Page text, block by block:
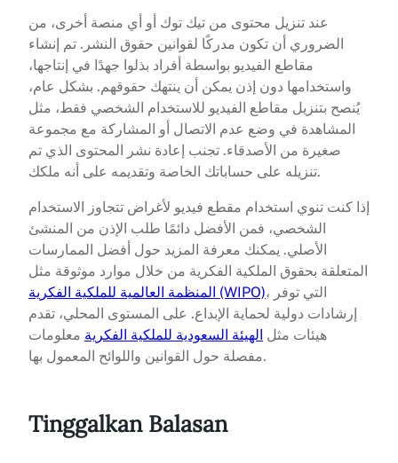
عند تنزيل محتوى من تيك توك أو أي منصة أخرى، من
الضروري أن تكون مدركًا لقوانين حقوق النشر. تم إنشاء
مقاطع الفيديو بواسطة أفراد بذلوا جهدًا في إنتاجها،
واستخدامها دون إذن يمكن أن ينتهك حقوقهم. بشكل عام،
يُنصح بتنزيل مقاطع الفيديو للاستخدام الشخصي فقط، مثل
المشاهدة في وضع عدم الاتصال أو المشاركة مع مجموعة
صغيرة من الأصدقاء. تجنب إعادة نشر المحتوى الذي تم
تنزيله على حساباتك الخاصة وتقديمه على أنه ملكك.
إذا كنت تنوي استخدام مقطع فيديو لأغراض تتجاوز الاستخدام
الشخصي، فمن الأفضل دائمًا طلب الإذن من المنشئ
الأصلي. يمكنك معرفة المزيد حول أفضل الممارسات
المتعلقة بحقوق الملكية الفكرية من خلال موارد موثوقة مثل
المنظمة العالمية للملكية الفكرية (WIPO)، التي توفر
إرشادات دولية لحماية الإبداع. على المستوى المحلي، تقدم
هيئات مثل الهيئة السعودية للملكية الفكرية معلومات
مفصلة حول القوانين واللوائح المعمول بها.
Tinggalkan Balasan